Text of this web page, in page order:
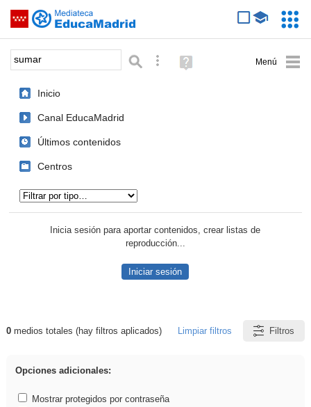
Saltar navegación
Palabra o frase: Búsqueda avanzada
Ayuda
(en
Inicio
Canal EducaMadrid
Últimos contenidos
Centros
Inicia sesión para aportar contenidos, crear listas de
reproducción...
Iniciar sesión
Resultados de: sumar
0medios totales (hay filtros aplicados) Limpiar filtros Filtros
Opciones adicionales:
Mostrar protegidos por contraseña